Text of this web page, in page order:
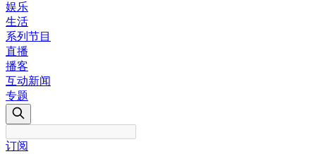
娱乐
生活
系列节目
直播
播客
互动新闻
专题
订阅